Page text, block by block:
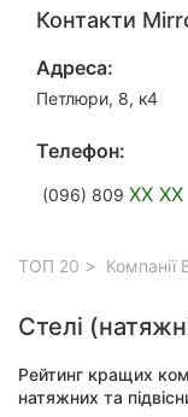
Контакти
Адреса:
Петлюри, 8, к4
Телефон:
(096) 809 XX XX
ТОП 20 Компанії
Стелі
Рейтинг кращих
натяжних та